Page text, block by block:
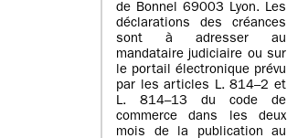
de Bonnel 69003 Lyon. Les
déclarations des créances
sont à adresser au
mandataire judiciaire ou sur
le portail électronique prévu
par les articles L. 814–2 et
L. 814–13 du code de
commerce dans les deux
mois de la publication au